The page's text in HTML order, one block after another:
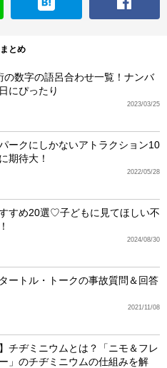
とめ
の数字の語呂合わせ一覧！ナンバ
にぴったり
2023/03/25
ークにしかないアトラクション10
期待大！
2022/05/28
すめ20選♡子どもに見てほしい不
2024/08/30
ートル・トークの事故質問＆回答
2021/11/08
チヂミニウムとは？「ニモ＆フレ
」のチヂミニウムの仕組みを解